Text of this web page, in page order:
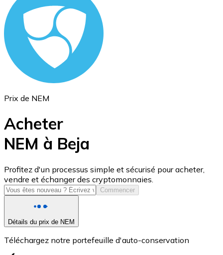
Ethereum
ETH
USD Coin
USDC
Prix de NEM
Acheter
NEM à Beja
Profitez d'un processus simple et sécurisé pour acheter,
vendre et échanger des cryptomonnaies.
Commencer
Détails du prix de NEM
Téléchargez notre portefeuille d'auto-conservation